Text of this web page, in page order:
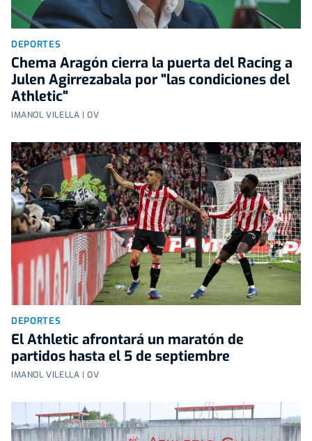
DEPORTES
Chema Aragón cierra la puerta del Racing a
Julen Agirrezabala por "las condiciones del
Athletic"
IMANOL VILELLA | OV
DEPORTES
El Athletic afrontará un maratón de
partidos hasta el 5 de septiembre
IMANOL VILELLA | OV